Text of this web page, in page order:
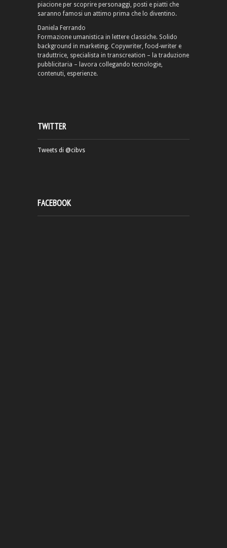
piacione per scoprire personaggi, posti e piatti che
saranno famosi un attimo prima che lo diventino.
Daniela Ferrando
Formazione umanistica in lettere classiche. Solido
background in marketing. Copywriter, food-writer e
traduttrice, specialista in transcreation – la traduzione
pubblicitaria – lavora collegando tecnologie,
contenuti, esperienze.
TWITTER
Tweets di @cibvs
FACEBOOK